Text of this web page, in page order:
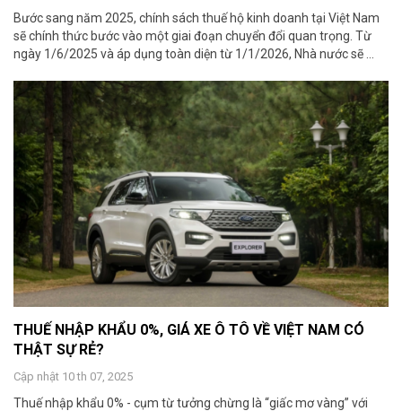
Bước sang năm 2025, chính sách thuế hộ kinh doanh tại Việt Nam
sẽ chính thức bước vào một giai đoạn chuyển đổi quan trọng. Từ
ngày 1/6/2025 và áp dụng toàn diện từ 1/1/2026, Nhà nước sẽ ...
THUẾ NHẬP KHẨU 0%, GIÁ XE Ô TÔ VỀ VIỆT NAM CÓ
THẬT SỰ RẺ?
Cập nhật 10 th 07, 2025
Thuế nhập khẩu 0% - cụm từ tưởng chừng là “giấc mơ vàng” với